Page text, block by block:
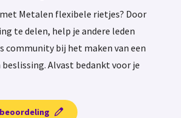
Metalen flexibele rietjes? Door
te delen, help je andere leden
community bij het maken van een
Alvast bedankt voor je